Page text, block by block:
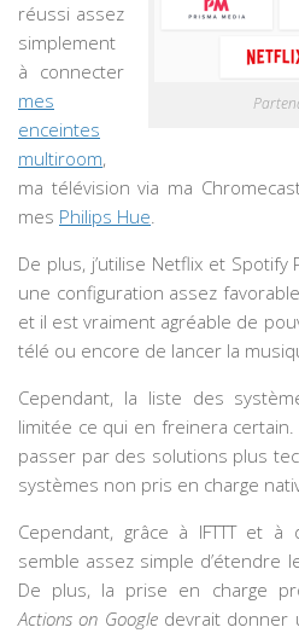
réussi assez
simplement
à connecter
mes
enceintes
multiroom,
ma télévision via ma
mes Philips Hue.
De plus, j’utilise Netflix et
une configuration assez
et il est vraiment agréable de
télé ou encore de lancer la
Cependant, la liste des
limitée ce qui en freinera
passer par des solutions plus
systèmes non pris en charge
Cependant, grâce à IFTTT et
semble assez simple d’étendre
De plus, la prise en charge
Actions on Googledevrait donner